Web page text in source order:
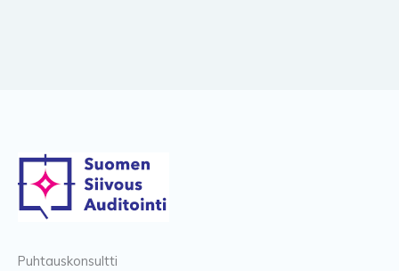
Puhtauskonsultti